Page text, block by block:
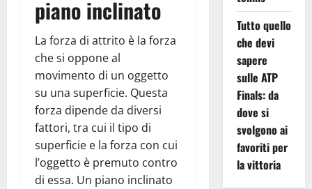
piano inclinato
La forza di attrito è la forza
che si oppone al
movimento di un oggetto
su una superficie. Questa
forza dipende da diversi
fattori, tra cui il tipo di
superficie e la forza con cui
l’oggetto è premuto contro
di essa. Un piano inclinato
Tutto quello
che devi
sapere
sulle ATP
Finals: da
dove si
svolgono ai
favoriti per
la vittoria